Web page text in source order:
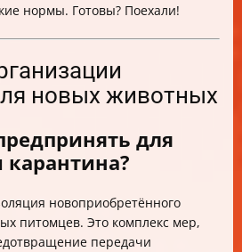
нормы. Готовы? Поехали!
новых животных
для
новоприобретённого
питомцев. Это комплекс мер,
передачи